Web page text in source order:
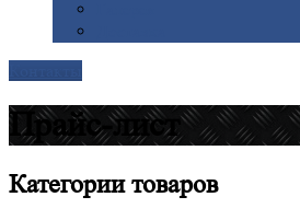
Прайс-лист
Категориитоваров